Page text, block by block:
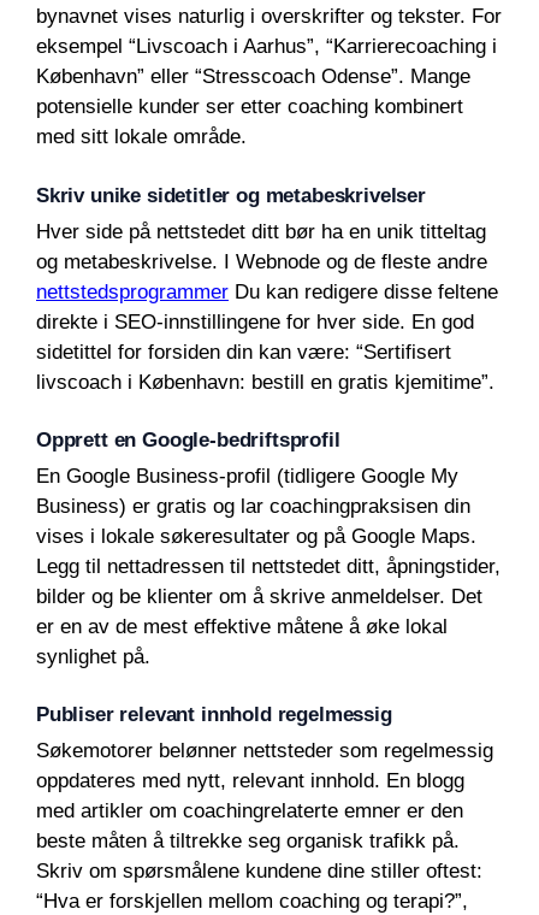
bynavnet vises naturlig i overskrifter og tekster. For
eksempel “Livscoach i Aarhus”, “Karrierecoaching i
København” eller “Stresscoach Odense”. Mange
potensielle kunder ser etter coaching kombinert
med sitt lokale område.
Skriv unike sidetitler og metabeskrivelser
Hver side på nettstedet ditt bør ha en unik titteltag
og metabeskrivelse. I Webnode og de fleste andre
nettstedsprogrammer Du kan redigere disse feltene
direkte i SEO-innstillingene for hver side. En god
sidetittel for forsiden din kan være: “Sertifisert
livscoach i København: bestill en gratis kjemitime”.
Opprett en Google-bedriftsprofil
En Google Business-profil (tidligere Google My
Business) er gratis og lar coachingpraksisen din
vises i lokale søkeresultater og på Google Maps.
Legg til nettadressen til nettstedet ditt, åpningstider,
bilder og be klienter om å skrive anmeldelser. Det
er en av de mest effektive måtene å øke lokal
synlighet på.
Publiser relevant innhold regelmessig
Søkemotorer belønner nettsteder som regelmessig
oppdateres med nytt, relevant innhold. En blogg
med artikler om coachingrelaterte emner er den
beste måten å tiltrekke seg organisk trafikk på.
Skriv om spørsmålene kundene dine stiller oftest:
“Hva er forskjellen mellom coaching og terapi?”,